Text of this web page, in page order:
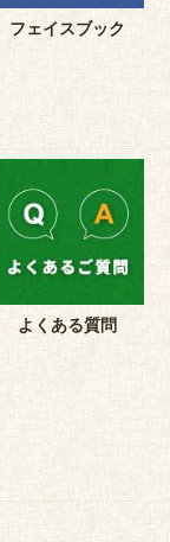
フェイスブック
よくある質問